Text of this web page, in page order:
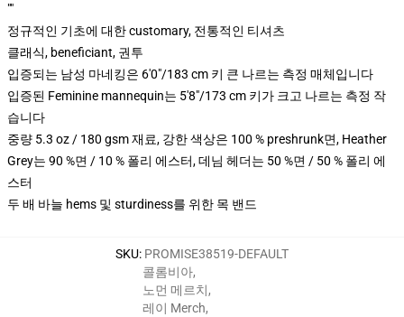
""
정규적인 기초에 대한 customary, 전통적인 티셔츠
클래식, beneficiant, 권투
입증되는 남성 마네킹은 6'0"/183 cm 키 큰 나르는 측정 매체입니다
입증된 Feminine mannequin는 5'8"/173 cm 키가 크고 나르는 측정 작
습니다
중량 5.3 oz / 180 gsm 재료, 강한 색상은 100 % preshrunk면, Heather
Grey는 90 %면 / 10 % 폴리 에스터, 데님 헤더는 50 %면 / 50 % 폴리 에
스터
두 배 바늘 hems 및 sturdiness를 위한 목 밴드
SKU: PROMISE38519-DEFAULT
콜롬비아,
노먼 메르치,
레이 Merch,